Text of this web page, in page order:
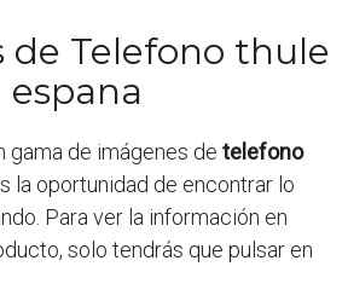
de Telefono thule
espana
gama de imágenes de telefono
la oportunidad de encontrar lo
Para ver la información en
solo tendrás que pulsar en